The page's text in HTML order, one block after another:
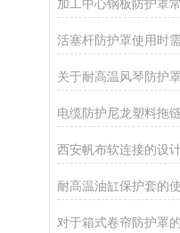
关于耐高温风琴防护
西安帆布软连接的设
耐高温油缸保护套的